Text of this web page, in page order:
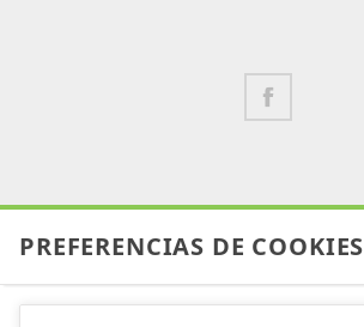
PREFERENCIAS DE COOKIES